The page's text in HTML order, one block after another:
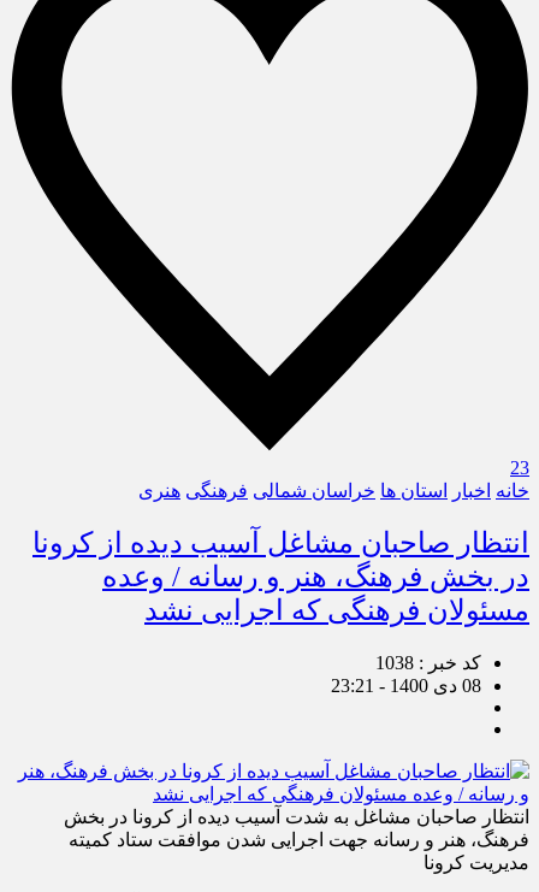
23
خانه اخبار استان ها خراسان شمالی فرهنگی هنری
انتظار صاحبان مشاغل آسیب دیده از کرونا
در بخش فرهنگ، هنر و رسانه / وعده
مسئولان فرهنگی که اجرایی نشد
کد خبر : 1038
08 دی 1400 - 23:21
انتظار صاحبان مشاغل به شدت آسیب دیده از کرونا در بخش
فرهنگ، هنر و رسانه جهت اجرایی شدن موافقت ستاد کمیته
مدیریت کرونا